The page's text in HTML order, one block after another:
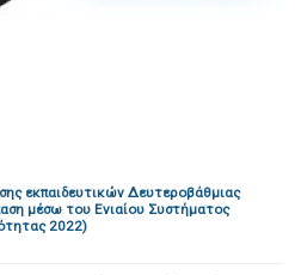
εκπαιδευτικών Δευτεροβάθμιας
μέσω του Ενιαίου Συστήματος
2022)